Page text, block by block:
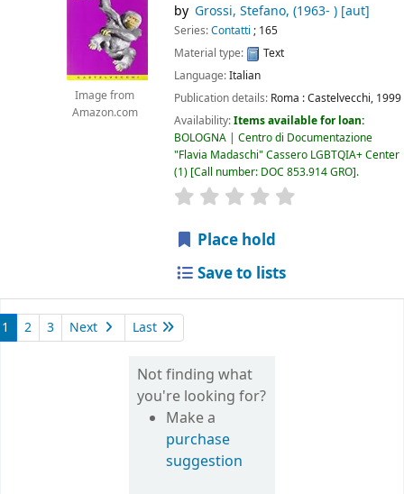
Image from
Amazon.com
by Grossi, Stefano, (1963- )[aut]
Series:Contatti ; 165
Material type:
Text
Language:Italian
Publication details: Roma :Castelvecchi, 1999
Availability:Items available for loan:
BOLOGNA | Centro di Documentazione
"Flavia Madaschi" Cassero LGBTQIA+ Center
(1) Call number: DOC 853.914 GRO .
star rating
Place hold
Save to lists
1 2 3 Next Last
Not finding what
you're looking for?
Make a
purchase
suggestion